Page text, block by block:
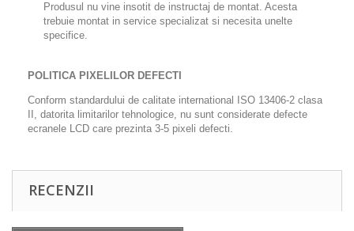
Produsul nu vine insotit de instructaj de montat. Acesta
trebuie montat in service specializat si necesita unelte
specifice.
POLITICA PIXELILOR DEFECTI
Conform standardului de calitate international ISO 13406-2 clasa
II, datorita limitarilor tehnologice, nu sunt considerate defecte
ecranele LCD care prezinta 3-5 pixeli defecti.
RECENZII